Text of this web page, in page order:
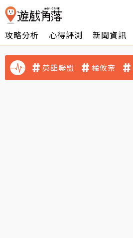
攻略分析 心得評測 新聞資訊
英雄聯盟 橘攸奈